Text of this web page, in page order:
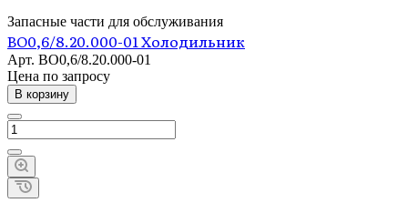
Запасные части для обслуживания
ВО0,6/8.20.000-01 Холодильник
Арт. ВО0,6/8.20.000-01
Цена по запросу
В корзину